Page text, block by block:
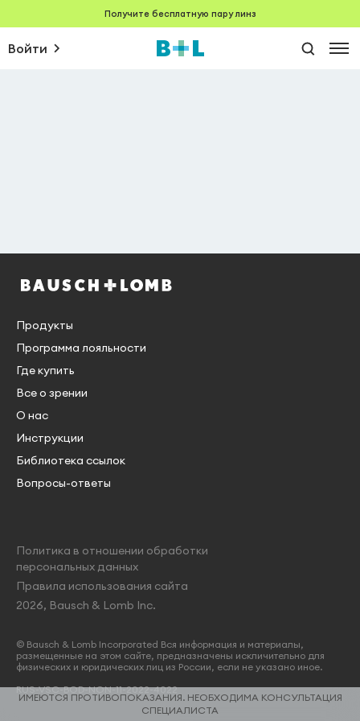
Получите бесплатную пару линз
Войти
Продукты
Программа лояльности
Где купить
Все о зрении
О нас
Инструкции
Библиотека ссылок
Вопросы-ответы
Политика в отношении обработки
персональных данных
Правила использования сайта
2026, Bausch & Lomb Inc.
© Bausch & Lomb Incorporated Вся информация и материалы,
размещенные на этом сайте, предназначены искличительно для
физических и юридических лиц из России, если не указано иное.
RUS-VSC-BOD-NON-11-2022-4022
ИМЕЮТСЯ ПРОТИВОПОКАЗАНИЯ. НЕОБХОДИМА КОНСУЛЬТАЦИЯ
СПЕЦИАЛИСТА